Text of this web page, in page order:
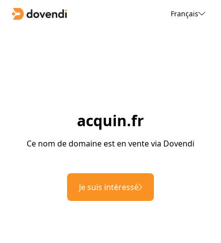
Français
acquin.fr
Ce nom de domaine est en vente via Dovendi
Je suis intéressé